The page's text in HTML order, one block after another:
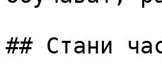
## Стани